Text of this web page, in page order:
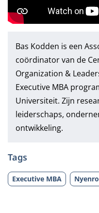
Bas Kodden is een
coördinator van de
Organization &
Executive MBA
Universiteit. Zijn
leiderschaps,
ontwikkeling.
Tags
Executive MBA